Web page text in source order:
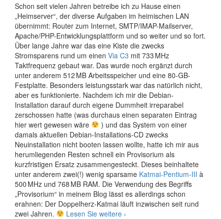
Schon seit vielen Jahren betreibe ich zu Hause einen
„Heimserver“, der diverse Aufgaben im heimischen LAN
übernimmt: Router zum Internet, SMTP/IMAP-Mailserver,
Apache/PHP-Entwicklungsplattform und so weiter und so fort.
Über lange Jahre war das eine Kiste die zwecks
Stromsparens rund um einen Via C3 mit 733 MHz
Taktfrequenz gebaut war. Das wurde noch ergänzt durch
unter anderem 512 MB Arbeitsspeicher und eine 80-GB-
Festplatte. Besonders leistungsstark war das natürlich nicht,
aber es funktionierte. Nachdem ich mir die Debian-
Installation darauf durch eigene Dummheit irreparabel
zerschossen hatte (was durchaus einen separaten Eintrag
hier wert gewesen wäre
) und das System von einer
damals aktuellen Debian-Installations-CD zwecks
Neuinstallation nicht booten lassen wollte, hatte ich mir aus
herumliegenden Resten schnell ein Provisorium als
kurzfristigen Ersatz zusammengesteckt. Dieses beinhaltete
unter anderem zwei(!) wenig sparsame Katmai-Pentium-III à
500 MHz und 768 MB RAM. Die Verwendung des Begriffs
„Provisorium“ in meinem Blog lässt es allerdings schon
erahnen: Der Doppelherz-Katmai läuft inzwischen seit rund
zwei Jahren.
Lesen Sie weitere Neuer
›